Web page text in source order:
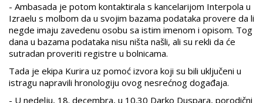
- Ambasada je potom kontaktirala s kancelarijom Interpola u
Izraelu s molbom da u svojim bazama podataka provere da li
negde imaju zavedenu osobu sa istim imenom i opisom. Tog
dana u bazama podataka nisu ništa našli, ali su rekli da će
sutradan proveriti registre u bolnicama.
Tada je ekipa Kurira uz pomoć izvora koji su bili uključeni u
istragu napravili hronologiju ovog nesrećnog događaja.
- U nedelju, 18. decembra, u 10.30 Darko Duspara, porodični